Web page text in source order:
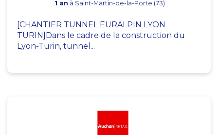
1 an à Saint-Martin-de-la-Porte (73)
[CHANTIER TUNNEL EURALPIN LYON
TURIN]Dans le cadre de la construction du
Lyon-Turin, tunnel...